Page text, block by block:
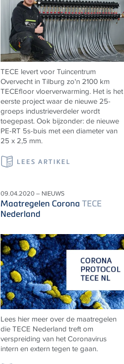
TECE levert voor Tuincentrum
Overvecht in Tilburg zo'n 2100 km
TECEfloor vloerverwarming. Het is het
eerste project waar de nieuwe 25-
groeps industrieverdeler wordt
toegepast. Ook bijzonder: de nieuwe
PE-RT 5s-buis met een diameter van
25 x 2,5 mm.
LEES ARTIKEL
09.04.2020 – NIEUWS
Maatregelen CoronaTECE
Nederland
Lees hier meer over de maatregelen
die TECE Nederland treft om
verspreiding van het Coronavirus
intern en extern tegen te gaan.